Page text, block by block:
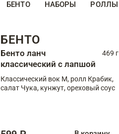
БЕНТО НАБОРЫ РОЛЛЫ
БЕНТО
Бенто ланч
классический с лапшой
469 г
Классический вок М, ролл Крабик,
салат Чука, кунжут, ореховый соус